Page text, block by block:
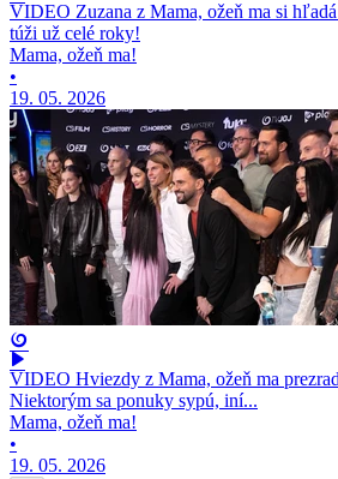
VIDEO Zuzana z Mama, ožeň ma si
túži už celé roky!
Mama, ožeň ma!
•
19. 05. 2026
VIDEO Hviezdy z Mama, ožeň ma
Niektorým sa ponuky sypú, iní...
Mama, ožeň ma!
•
19. 05. 2026